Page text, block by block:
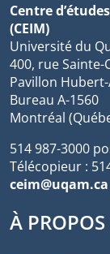
Centre
(CEIM)
Université du
400, rue Sainte-
Pavillon
Bureau A-1560
Montréal
514 987-3000
Télécopieur :
ceim@uqam.ca
À PROPOS